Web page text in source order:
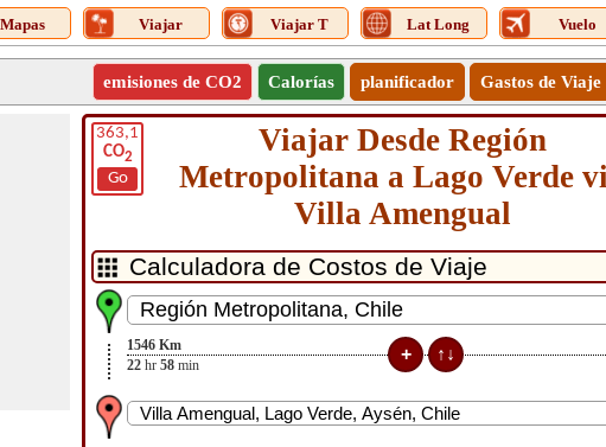
Mapas Viajar Viajar T Lat Long Vuelo
emisiones de CO2 Calorías planificador Gastos de Viaje
363,1
CO2
Go
Viajar Desde Región
Metropolitana a Lago Verde
Villa Amengual
1546 Km
22 hr 58 min